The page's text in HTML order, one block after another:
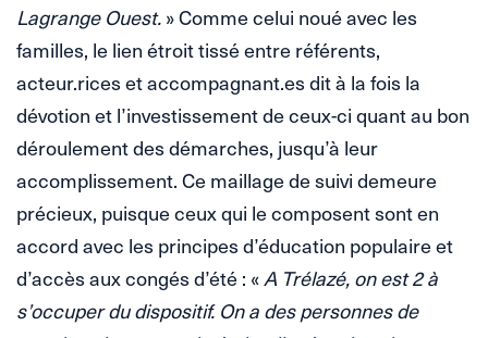
Lagrange Ouest.» Comme celui noué avec les
familles, le lien étroit tissé entre référents,
acteur.rices et accompagnant.es dit à la fois la
dévotion et l’investissement de ceux-ci quant au bon
déroulement des démarches, jusqu’à leur
accomplissement. Ce maillage de suivi demeure
précieux, puisque ceux qui le composent sont en
accord avec les principes d’éducation populaire et
d’accès aux congés d’été : «A Trélazé, on est 2 à
s’occuper du dispositif. On a des personnes de